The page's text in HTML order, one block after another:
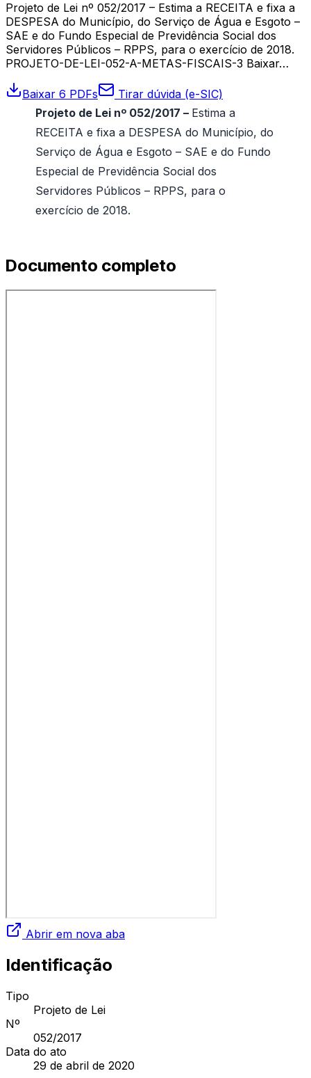
Projeto de Lei nº 052/2017 – Estima a RECEITA e fixa a
DESPESA do Município, do Serviço de Água e Esgoto –
SAE e do Fundo Especial de Previdência Social dos
Servidores Públicos – RPPS, para o exercício de 2018.
PROJETO-DE-LEI-052-A-METAS-FISCAIS-3 Baixar…
Baixar 6 PDFs
Tirar dúvida (e-SIC)
Projeto de Lei nº 052/2017 – Estima a
RECEITA e fixa a DESPESA do Município, do
Serviço de Água e Esgoto – SAE e do Fundo
Especial de Previdência Social dos
Servidores Públicos – RPPS, para o
exercício de 2018.
Documento completo
Abrir em nova aba
Identificação
Tipo
Projeto de Lei
Nº
052/2017
Data do ato
29 de abril de 2020